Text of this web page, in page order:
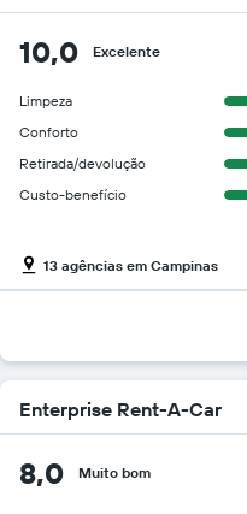
10,0 Excelente
Limpeza
Conforto
Retirada/devolução
Custo-benefício
13 agências em Campinas
Enterprise Rent-A-Car
8,0 Muito bom